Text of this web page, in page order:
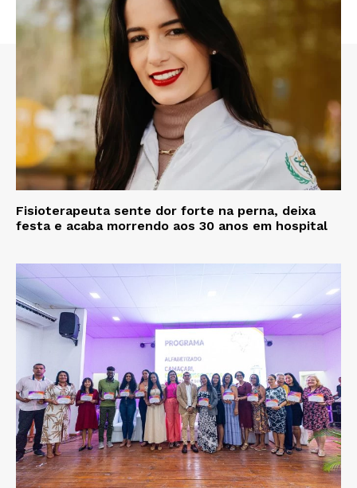
Fisioterapeuta sente dor forte na perna, deixa
festa e acaba morrendo aos 30 anos em hospital